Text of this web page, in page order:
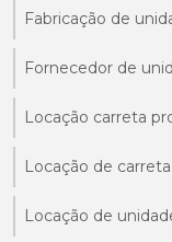
Fabricação de
Fornecedor de
Locação carreta
Locação de
Locação de